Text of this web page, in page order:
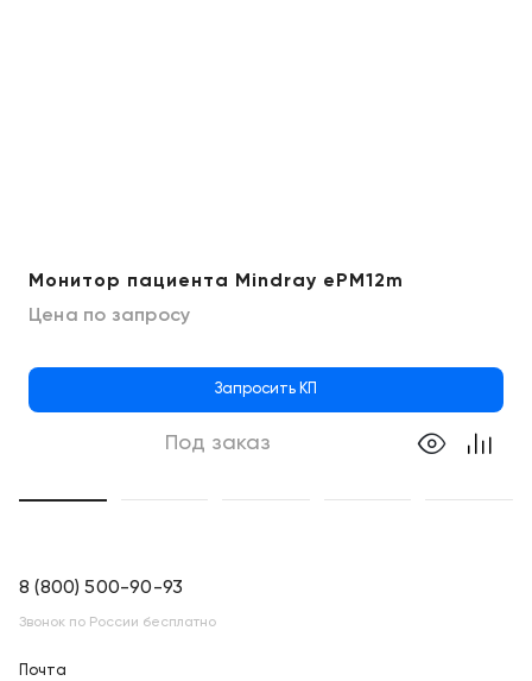
Монитор пациента Mindray ePM12m
Цена по запросу
Запросить КП
Под заказ
8 (800) 500-90-93
Звонок по России бесплатно
Почта